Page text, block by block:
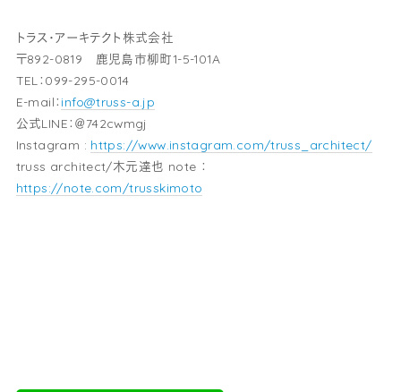
トラス・アーキテクト株式会社
〒892-0819 鹿児島市柳町1-5-101A
TEL：099-295-0014
E-mail： info@truss-a.jp
公式LINE：＠742cwmgj
Instagram : https://www.instagram.com/truss_architect/
truss architect/木元達也 note ：
https://note.com/trusskimoto